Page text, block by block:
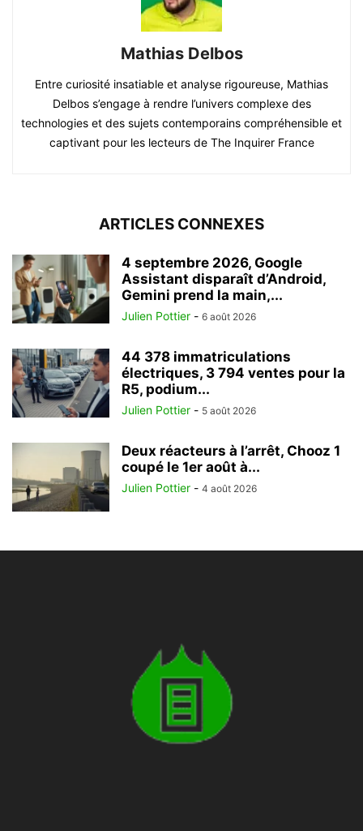
Mathias Delbos
Entre curiosité insatiable et analyse rigoureuse, Mathias
Delbos s’engage à rendre l’univers complexe des
technologies et des sujets contemporains compréhensible et
captivant pour les lecteurs de The Inquirer France
ARTICLES CONNEXES
4 septembre 2026, Google
Assistant disparaît d’Android,
Gemini prend la main,...
Julien Pottier - 6 août 2026
44 378 immatriculations
électriques, 3 794 ventes pour la
R5, podium...
Julien Pottier - 5 août 2026
Deux réacteurs à l’arrêt, Chooz 1
coupé le 1er août à...
Julien Pottier - 4 août 2026